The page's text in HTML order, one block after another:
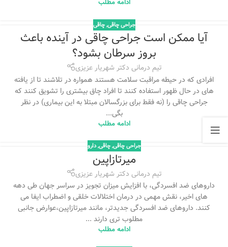
ادامه مطلب
جراحی چاقی,چاقی
آیا ممکن است جراحی چاقی در آینده باعث
بروز سرطان بشود؟
تیم درمانی دکتر شهریار عزیزی
افرادی که در حیطه مراقبت سلامت هستند همواره در تلاشند تا از یافته
های در حال ظهور استفاده کنند تا افراد چاق بیشتری را تشویق کنند که
جراحی چاقی را (نه فقط برای بزرگسالان مبتلا به این بیماری) در نظر
بگی...
ادامه مطلب
جراحی چاقی,چاقی,دارو
میرتازاپین
تیم درمانی دکتر شهریار عزیزی
داروهای ضد افسردگی، با افزایش میزان تجویز در سراسر جهان طی دهه
های اخیر، نقش مهمی در درمان اختلالات خلقی و اضطراب ایفا می
کنند. داروهای ضد افسردگی جدیدتر، مانند میرتازاپین،عوارض جانبی
مطلوب تری دارند ...
ادامه مطلب